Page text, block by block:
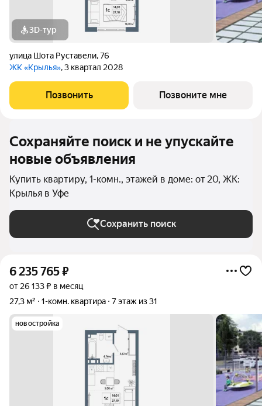
3D-тур
улица Шота Руставели,76
ЖК «Крылья», 3 квартал 2028
Позвонить Позвоните мне
Сохраняйте поиск и не упускайте
новые объявления
Купить квартиру, 1-комн., этажей в доме: от 20, ЖК:
Крылья в Уфе
Сохранить поиск
6 235 765₽
от 26 133 ₽ в месяц
27,3 м²
1-комн. квартира 7 этаж из 31
новостройка